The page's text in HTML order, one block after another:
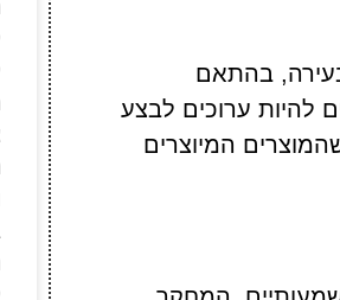
בהתאם
להיות ערוכים לבצע
המיוצרים